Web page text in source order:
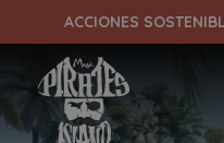
ACCIONES
ENTRADA